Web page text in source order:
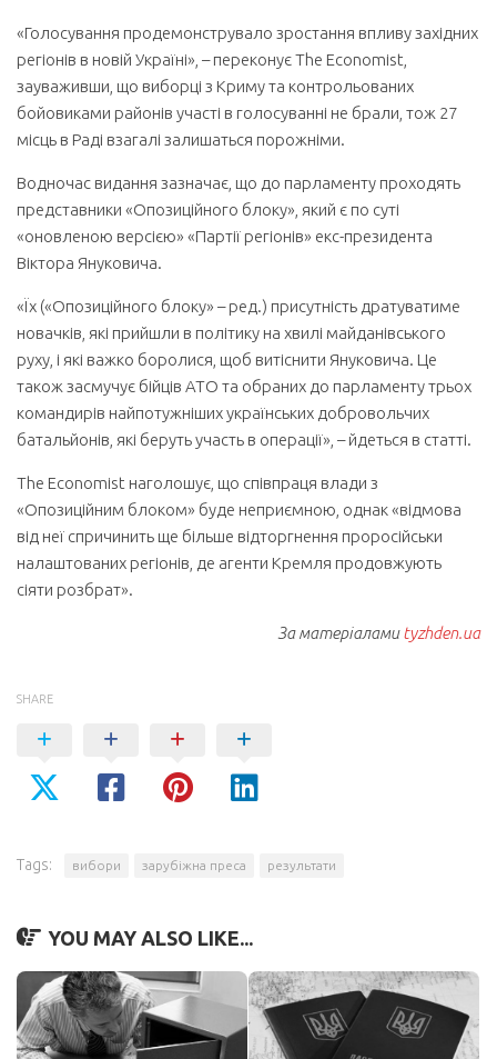
«Голосування продемонструвало зростання впливу західних
регіонів в новій Україні», – переконує The Economist,
зауваживши, що виборці з Криму та контрольованих
бойовиками районів участі в голосуванні не брали, тож 27
місць в Раді взагалі залишаться порожніми.
Водночас видання зазначає, що до парламенту проходять
представники «Опозиційного блоку», який є по суті
«оновленою версією» «Партії регіонів» екс-президента
Віктора Януковича.
«Їх («Опозиційного блоку» – ред.) присутність дратуватиме
новачків, які прийшли в політику на хвилі майданівського
руху, і які важко боролися, щоб витіснити Януковича. Це
також засмучує бійців АТО та обраних до парламенту трьох
командирів найпотужніших українських добровольчих
батальйонів, які беруть участь в операції», – йдеться в статті.
The Economist наголошує, що співпраця влади з
«Опозиційним блоком» буде неприємною, однак «відмова
від неї спричинить ще більше відторгнення проросійськи
налаштованих регіонів, де агенти Кремля продовжують
сіяти розбрат».
За матеріаламиtyzhden.ua
SHARE
Tags: вибори зарубіжна преса результати
YOU MAY ALSO LIKE...